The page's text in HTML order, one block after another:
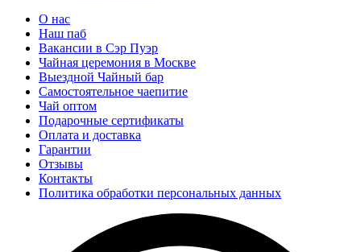
О нас
Наш паб
Вакансии в Сэр Пуэр
Чайная церемония в Москве
Выездной Чайный бар
Самостоятельное чаепитие
Чай оптом
Подарочные сертификаты
Оплата и доставка
Гарантии
Отзывы
Контакты
Политика обработки персональных данных